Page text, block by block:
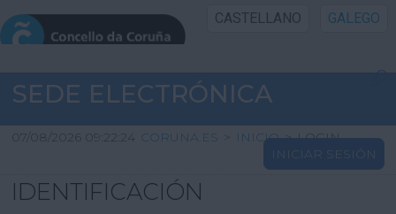
CASTELLANO GALEGO
INICIO SEDE
INICIO
INFORMACIÓN PÚBLICA
SEDE ELECTRÓNICA
07/08/2026 09:22:24 CORUNA.ES > INICIO > LOGIN
INICIAR SESIÓN
IDENTIFICACIÓN